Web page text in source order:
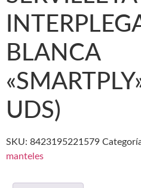
BLANCA
UDS)
SKU: 8423195221579
manteles